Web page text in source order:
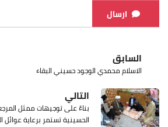
ارسال
السابق
الاسلام محمدي الوجود حسيني البقاء
التالي
بناءً على توجيهات ممثل
الحسينية تستمر برعاية